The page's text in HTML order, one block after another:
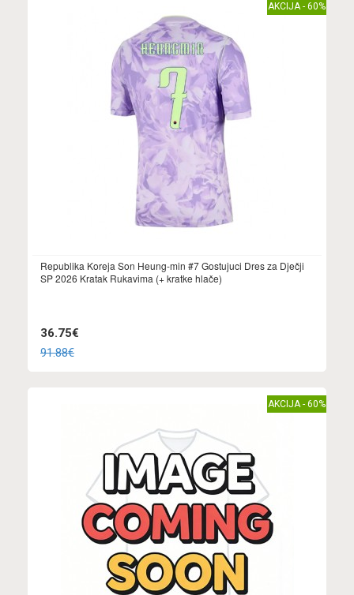
AKCIJA - 60%
Republika Koreja Son Heung-min #7 Gostujuci Dres za Dječji
SP 2026 Kratak Rukavima (+ kratke hlače)
36.75€
91.88€
AKCIJA - 60%